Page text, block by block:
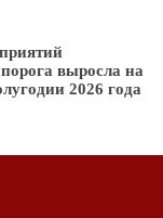
выросла на
2026 года